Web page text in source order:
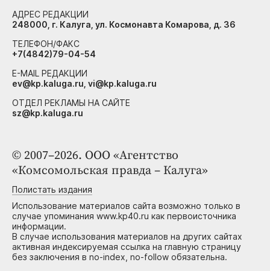
© 2007–2026. ООО «Агентство
«Комсомольская правда – Калуга»
Полистать издания
Использование материалов сайта возможно только в
случае упоминания www.kp40.ru как первоисточника
информации.
В случае использования материалов на других сайтах
активная индексируемая ссылка на главную страницу
без заключения в no-index, no-follow обязательна.
АДРЕС РЕДАКЦИИ
248000, г. Калуга, ул. Космонавта Комарова, д. 36
ТЕЛЕФОН/ФАКС
+7(4842)79-04-54
E-MAIL РЕДАКЦИИ
ev@kp.kaluga.ru, vi@kp.kaluga.ru
ОТДЕЛ РЕКЛАМЫ НА САЙТЕ
sz@kp.kaluga.ru